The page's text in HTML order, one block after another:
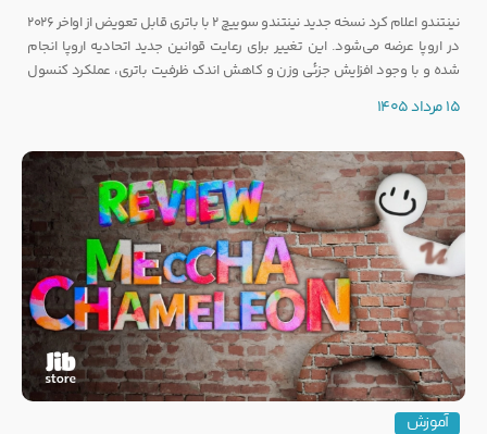
نینتندو اعلام کرد نسخه جدید نینتندو سوییچ ۲ با باتری قابل تعویض از اواخر ۲۰۲۶
در اروپا عرضه می‌شود. این تغییر برای رعایت قوانین جدید اتحادیه اروپا انجام
شده و با وجود افزایش جزئی وزن و کاهش اندک ظرفیت باتری، عملکرد کنسول
15 مرداد 1405
آموزش